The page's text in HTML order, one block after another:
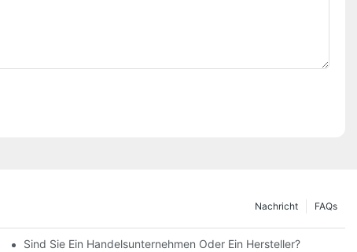
FAQs
Nachricht
Abfüllung, Warmer Abfüllung Und Heißer Abfüllung?
Sind Sie Ein Handelsunternehmen Oder Ein Hersteller?